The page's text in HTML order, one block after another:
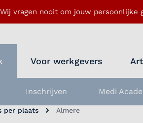
Wij vragen nooit om jouw persoonlijke
Voor werkgevers
Inschrijven Medi
per plaats Almere